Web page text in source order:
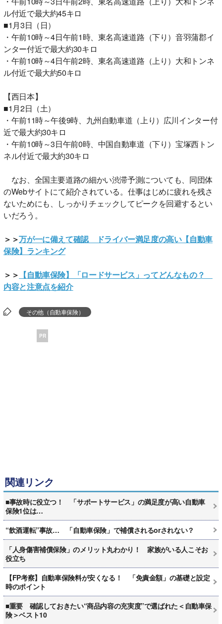
ル付近で最大約45キロ
■1月3日（日）
・午前10時～4日午前1時、東名高速道路（下り）音羽蒲郡イ
ンター付近で最大約30キロ
・午前10時～4日午前2時、東名高速道路（上り）大和トンネ
ル付近で最大約50キロ
【西日本】
■1月2日（土）
・午前11時～午後9時、九州自動車道（上り）広川インター付
近で最大約30キロ
・午前10時～3日午前0時、中国自動車道（下り）宝塚西トン
ネル付近で最大約30キロ
なお、全国主要道路の細かい渋滞予測についても、同団体
のWebサイトにて紹介されている。仕事はじめに疲れを残さ
ないためにも、しっかりチェックしてピークを回避するとい
いだろう。
＞＞万が一に備えて確認 ドライバー満足度の高い【自動車
保険】ランキング
＞＞ 【自動車保険】「ロードサービス」ってどんなもの？
内容と注意点を紹介
その他（自動車保険）
PR
関連リンク
■事故時に役立つ！ 「サポートサービス」の満足度が高い自動車
保険1位は…
“飲酒運転”事故… 「自動車保険」で補償されるorされない？
「人身傷害補償保険」のメリット丸わかり！ 家族がいる人こそお
役立ち
【FP考察】自動車保険料が安くなる！ 「免責金額」の基礎と設定
時のポイント
■重要 確認しておきたい“商品内容の充実度”で選ばれた＜自動車保
険＞ベスト10